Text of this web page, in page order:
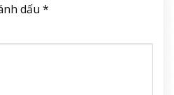
dấu *